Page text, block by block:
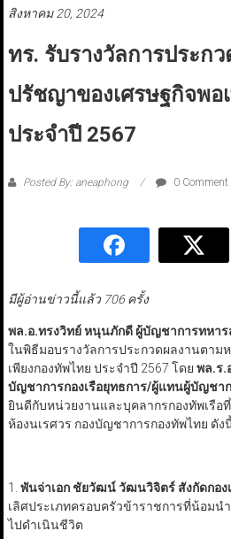
สิงหาคม 20, 2024
ทร. รับรางวัลการประก
ปรัชญาของเศรษฐกิจพอ
ประจำปี 2567
Posted By: aneaphong 0 Comment
มีผู้อ่านข่าวนี้แล้ว 706 ครั้ง
พล.อ.ทรงวิทย์ หนุนภักดี ผู้บัญชาการทหาร
ในพิธีมอบรางวัลการประกวดผลงานตาม
เพียงกองทัพไทย ประจำปี 2567 โดย พล.ร.
บัญชาการกองเรือยุทธการ/ผู้แทนผู้บัญชา
ยินดีกับหน่วยงานและบุคลากรกองทัพเรือ
ห้องนเรศวร กองบัญชาการกองทัพไทย ดัง
1. พันจ่าเอก ชัยวัฒน์ วัฒนวิจิตร์ สังกัดกอง
เลิศประเภทครอบครัวข้าราชการที่น้อมน
ไปดำเนินชีวิต